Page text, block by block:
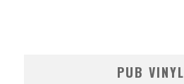
PUB VINYL